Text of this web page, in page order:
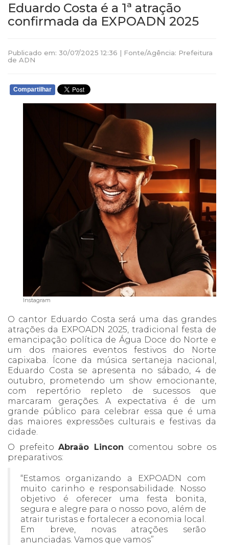
Eduardo Costa é a 1ª atração
confirmada da EXPOADN 2025
Publicado em: 30/07/2025 12:36 | Fonte/Agência: Prefeitura
de ADN
Compartilhar
Instagram
O cantor Eduardo Costa será uma das grandes
atrações da EXPOADN 2025, tradicional festa de
emancipação política de Água Doce do Norte e
um dos maiores eventos festivos do Norte
capixaba. Ícone da música sertaneja nacional,
Eduardo Costa se apresenta no sábado, 4 de
outubro, prometendo um show emocionante,
com repertório repleto de sucessos que
marcaram gerações. A expectativa é de um
grande público para celebrar essa que é uma
das maiores expressões culturais e festivas da
cidade.
O prefeitoAbraão Lincon comentou sobre os
preparativos:
“Estamos organizando a EXPOADN com
muito carinho e responsabilidade. Nosso
objetivo é oferecer uma festa bonita,
segura e alegre para o nosso povo, além de
atrair turistas e fortalecer a economia local.
Em breve, novas atrações serão
anunciadas. Vamos que vamos”